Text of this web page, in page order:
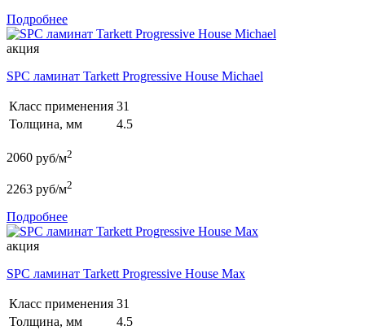
Подробнее
акция
SPC ламинат Tarkett Progressive House Michael
Класс применения 31
Толщина, мм
4.5
2060 руб/м2
2263 руб/м2
Подробнее
акция
SPC ламинат Tarkett Progressive House Max
Класс применения 31
Толщина, мм
4.5